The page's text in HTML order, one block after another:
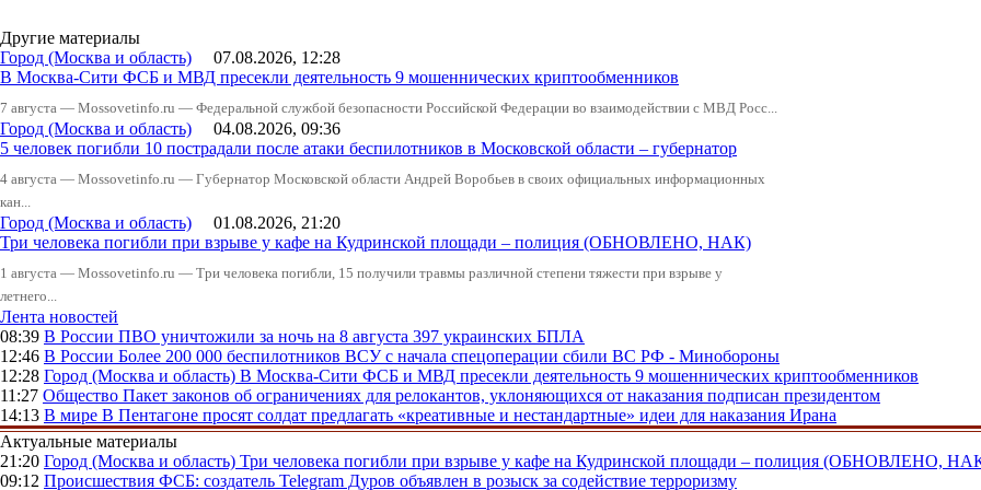
Другие материалы
Город (Москва и область) 07.08.2026, 12:28
В Москва-Сити ФСБ и МВД пресекли деятельность 9 мошеннических криптообменников
7 августа — Mossovetinfo.ru — Федеральной службой безопасности Российской Федерации во взаимодействии с МВД Росс...
Город (Москва и область) 04.08.2026, 09:36
5 человек погибли 10 пострадали после атаки беспилотников в Московской области – губернатор
4 августа — Mossovetinfo.ru — Губернатор Московской области Андрей Воробьев в своих официальных информационных
кан...
Город (Москва и область) 01.08.2026, 21:20
Три человека погибли при взрыве у кафе на Кудринской площади – полиция (ОБНОВЛЕНО, НАК)
1 августа — Mossovetinfo.ru — Три человека погибли, 15 получили травмы различной степени тяжести при взрыве у
летнего...
Лента новостей
08:39 В России ПВО уничтожили за ночь на 8 августа 397 украинских БПЛА
12:46 В России Более 200 000 беспилотников ВСУ с начала спецоперации сбили ВС РФ - Минобороны
12:28 Город (Москва и область) В Москва-Сити ФСБ и МВД пресекли деятельность 9 мошеннических криптообменников
11:27 Общество Пакет законов об ограничениях для релокантов, уклоняющихся от наказания подписан президентом
14:13 В мире В Пентагоне просят солдат предлагать «креативные и нестандартные» идеи для наказания Ирана
Актуальные материалы
21:20 Город (Москва и область) Три человека погибли при взрыве у кафе на Кудринской площади – полиция (ОБНОВЛЕНО,
09:12 Происшествия ФСБ: создатель Telegram Дуров объявлен в розыск за содействие терроризму